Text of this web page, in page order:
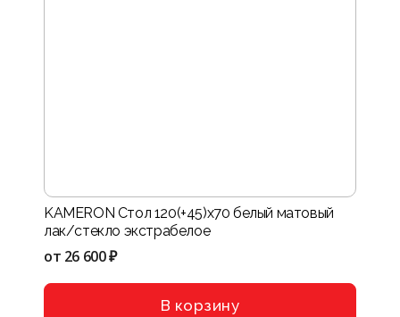
KAMERON Стол 120(+45)х70 белый матовый
лак/стекло экстрабелое
от 26 600 ₽
В корзину